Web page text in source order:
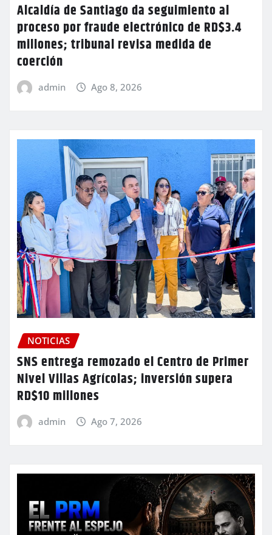
Alcaldía de Santiago da seguimiento al
proceso por fraude electrónico de RD$3.4
millones; tribunal revisa medida de
coerción
admin Ago 8, 2026
NOTICIAS
SNS entrega remozado el Centro de Primer
Nivel Villas Agrícolas; inversión supera
RD$10 millones
admin Ago 7, 2026